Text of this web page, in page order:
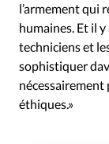
l’armement qui
humaines. Et il
techniciens et
sophistiquer
nécessairement
éthiques.»